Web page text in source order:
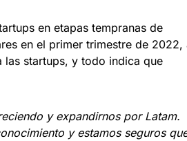
en etapas tempranas de
en el primer trimestre de 2022,
las startups, y todo indica que
y expandirnos por Latam.
y estamos seguros